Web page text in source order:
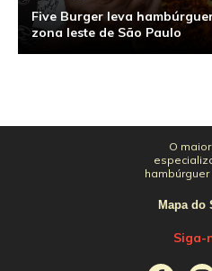
Five Burger leva
zona leste de São Paulo
O
hambúrguer
Mapa do
Siga-